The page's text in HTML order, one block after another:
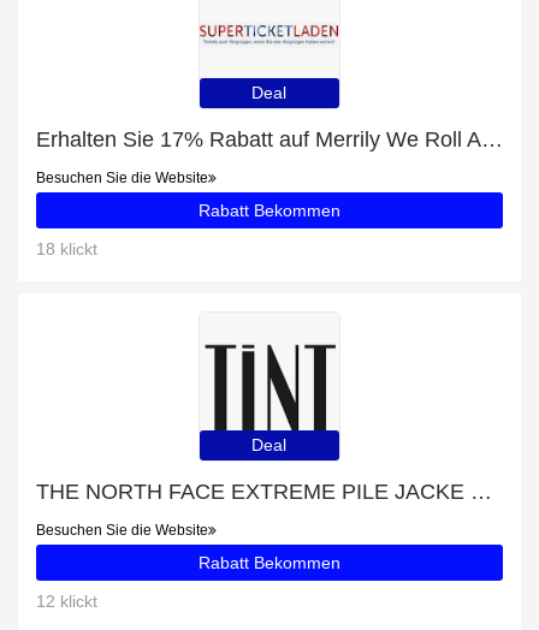
Deal
Erhalten Sie 17% Rabatt auf Merrily We Roll Along tickets und mehr
Besuchen Sie die Website
Rabatt Bekommen
18 klickt
Deal
THE NORTH FACE EXTREME PILE JACKE BLAU-Rabatt: bis zu 43% Rabatt
Besuchen Sie die Website
Rabatt Bekommen
12 klickt